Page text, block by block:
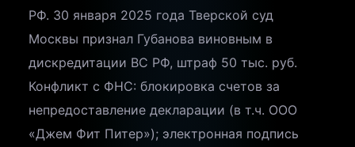
РФ. 30 января 2025 года Тверской суд
Москвы признал Губанова виновным в
дискредитации ВС РФ, штраф 50 тыс. руб.
Конфликт с ФНС: блокировка счетов за
непредоставление декларации (в т.ч. ООО
«Джем Фит Питер»); электронная подпись